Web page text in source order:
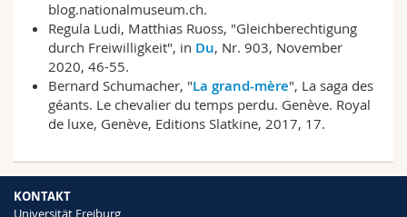
blog.nationalmuseum.ch.
Regula Ludi, Matthias Ruoss, "Gleichberechtigung
durch Freiwilligkeit", in Du, Nr. 903, November
2020, 46-55.
Bernard Schumacher, "La grand-mère", La saga des
géants. Le chevalier du temps perdu. Genève. Royal
de luxe, Genève, Editions Slatkine, 2017, 17.
KONTAKT
Universität Freiburg